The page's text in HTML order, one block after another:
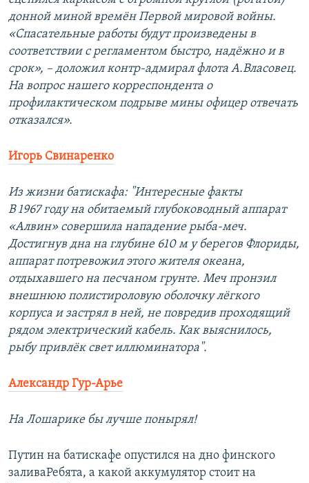
донной миной времён Первой мировой войны.
«Спасательные работы будут произведены в
соответствии с регламентом быстро, надёжно и в
срок», – доложил контр-адмирал флота А.Власовец.
На вопрос нашего корреспондента о
профилактическом подрыве мины офицер отвечать
отказался».
Игорь Свинаренко
Из жизни батискафа: "Интересные факты
В 1967 году на обитаемый глубоководный аппарат
«Алвин» совершила нападение рыба-меч.
Достигнув дна на глубине 610 м у берегов Флориды,
аппарат потревожил этого жителя океана,
отдыхавшего на песчаном грунте. Меч пронзил
внешнюю полистироловую оболочку лёгкого
корпуса и застрял в ней, не повредив проходящий
рядом электрический кабель. Как выяснилось,
рыбу привлёк свет иллюминатора".
Александр Гур-Арье
На Лошарике бы лучше понырял!
Путин на батискафе опустился на дно финского
заливаРебята, а какой аккумулятор стоит на